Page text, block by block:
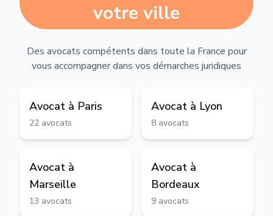
votre ville
Des avocats compétents dans toute la France pour
vous accompagner dans vos démarches juridiques
Avocat à Paris
22 avocats
Avocat à Lyon
8 avocats
Avocat à
Marseille
13 avocats
Avocat à
Bordeaux
9 avocats